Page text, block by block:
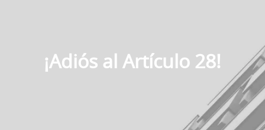
¡Adiós al Artículo 28!